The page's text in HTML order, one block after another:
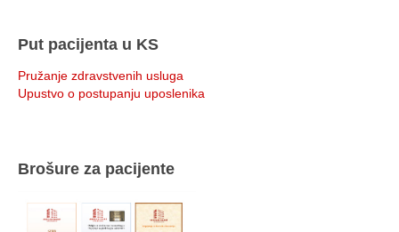
Put pacijenta u KS
Pružanje zdravstvenih usluga
Upustvo o postupanju uposlenika
Brošure za pacijente